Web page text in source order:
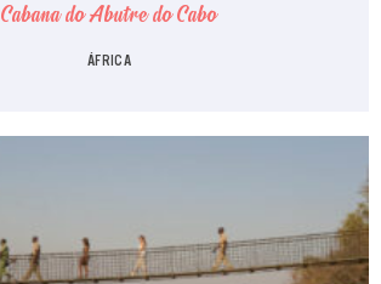
Cabana do Abutre do Cabo
ÁFRICA